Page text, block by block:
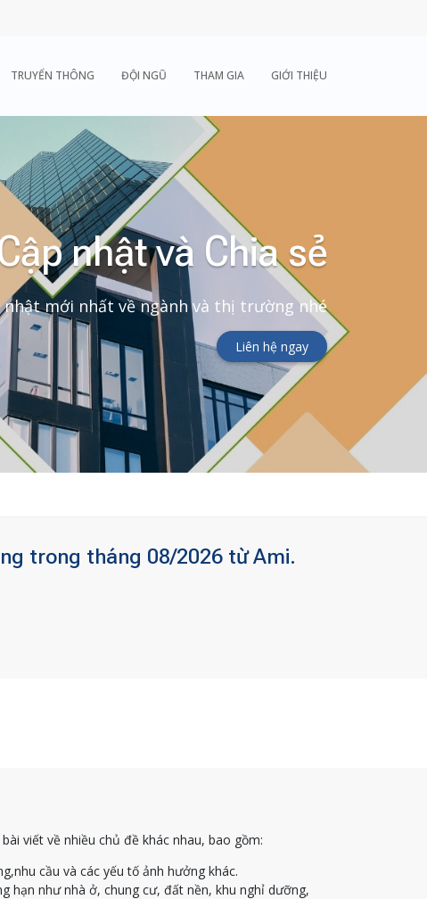
TRUYỂN THÔNG ĐỘI NGŨ THAM GIA GIỚI THIỆU
nhật và Chia sẻ
nhật mới nhất về ngành và thị trường nhé
Liên hệ ngay
trong tháng 08/2026 từ Ami.
viết về nhiều chủ đề khác nhau, bao gồm:
cầu và các yếu tố ảnh hưởng khác.
hạn như nhà ở, chung cư, đất nền, khu nghỉ dưỡng,